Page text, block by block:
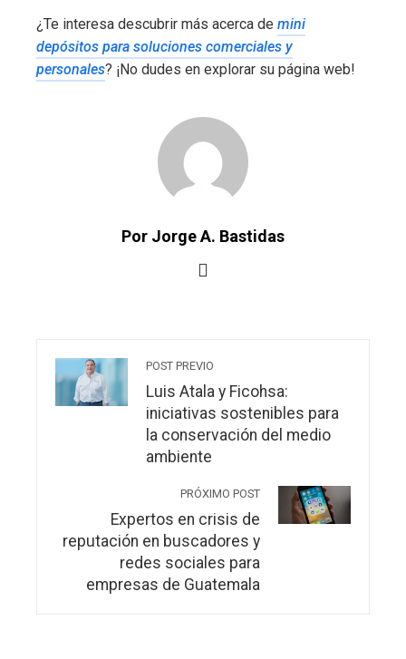
¿Te interesa descubrir más acerca de mini
depósitos para soluciones comerciales y
personales? ¡No dudes en explorar su página web!
Por Jorge A. Bastidas
POST PREVIO
Luis Atala y Ficohsa:
iniciativas sostenibles para
la conservación del medio
ambiente
PRÓXIMO POST
Expertos en crisis de
reputación en buscadores y
redes sociales para
empresas de Guatemala